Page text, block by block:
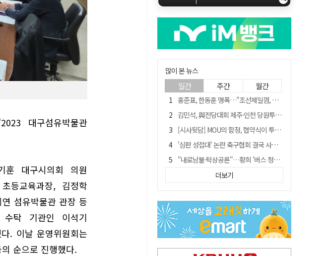
대구섬유박물관
훈 대구시의회 의원
등교육과장, 김정학
섬유박물관 관장 등
탁 기관인 이석기
. 이날 운영위원회는
순으로 진행했다.
많이 본 뉴스
일간 주간 월간
홍준표, 한동훈 맹폭…"조선제일껌, 권력에 살고 권력에 죽었다"
김민석, 與전당대회 제주·인천 당원투표서 승리…누적 득표는 '초박빙'
[시사뒷담] MOU의 함정, 협약식이 투자 확정은 아니긴 해
'심판 성접대' 논란 축구협회 결국 사과…"깊이 반성, 쇄신하겠다"
"내로남불·탁상공론"…황희 '버스 청년주택' 제안에 與 내부서도 쓴소리
"경로당 통장에 비밀번호가 적혀 있다"…전국 돌며 경로당 13곳 턴 30대 구속
예안향교 대성전, '국가지정 보물로 지정'
휠체어 환자 발로 밀어 숨지게 한 70대 간병인…2심도 집행유예
박권현 청도군수, 국무총리에 "청도 물 공급 최대 3만t 늘려달라"
더보기